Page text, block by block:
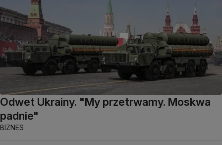
Odwet Ukrainy. "My przetrwamy. Moskwa
padnie"
BIZNES